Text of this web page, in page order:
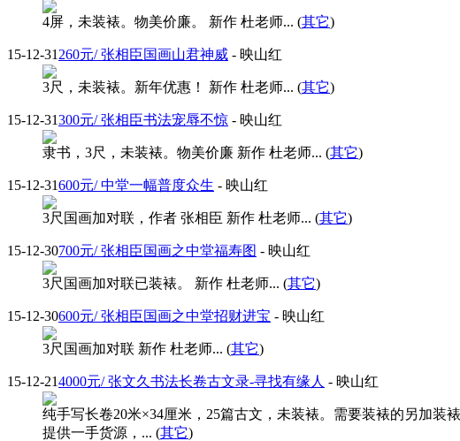
4屏，未装裱。物美价廉。 新作 杜老师... (其它)
15-12-31 260元/ 张相臣国画山君神威 - 映山红
3尺，未装裱。新年优惠！ 新作 杜老师... (其它)
15-12-31300元/ 张相臣书法宠辱不惊 - 映山红
隶书，3尺，未装裱。物美价廉 新作 杜老师... (其它)
15-12-31600元/ 中堂一幅普度众生 - 映山红
3尺国画加对联，作者 张相臣 新作 杜老师... (其它)
15-12-30700元/ 张相臣国画之中堂福寿图 - 映山红
3尺国画加对联已装裱。 新作 杜老师... (其它)
15-12-30600元/ 张相臣国画之中堂招财进宝 - 映山红
3尺国画加对联 新作 杜老师... (其它)
15-12-214000元/ 张文久书法长卷古文录-寻找有缘人 - 映山红
纯手写长卷20米×34厘米，25篇古文，未装裱。需要装裱的另加
提供一手货源，... (其它)